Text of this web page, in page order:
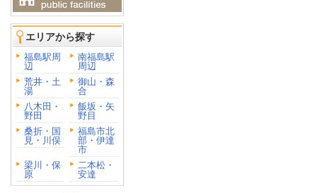
エリアから探す
福島駅周
辺
南福島駅
周辺
荒井・土
湯
御山・森
合
八木田・
野田
飯坂・矢
野目
桑折・国
見・川俣
福島市北
部・伊達
市
梁川・保
原
二本松・
安達